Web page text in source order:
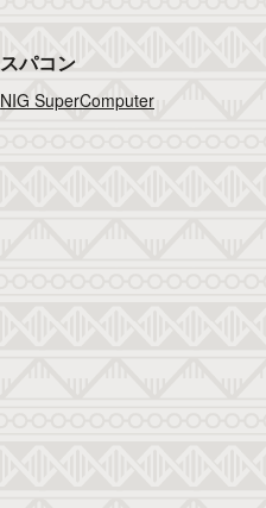
スパコン
NIG SuperComputer